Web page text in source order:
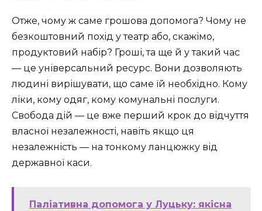
Отже, чому ж саме грошова допомога? Чому не
безкоштовний похід у театр або, скажімо,
продуктовий набір? Гроші, та ще й у такий час
— це універсальний ресурс. Вони дозволяють
людині вирішувати, що саме їй необхідно. Кому
ліки, кому одяг, кому комунальні послуги.
Свобода дій — це вже перший крок до відчуття
власної незалежності, навіть якщо ця
незалежність — на тонкому ланцюжку від
державної каси.
Паліативна допомога у Луцьку: якісна